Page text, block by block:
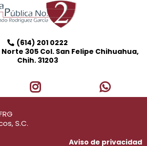
(614) 201 0222
305 Col. San Felipe Chihuahua,
Chih. 31203
S.C.
Aviso de privacidad